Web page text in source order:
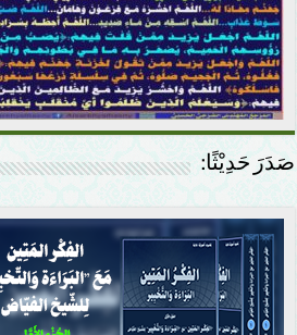
صَدَرَ حَدِيْثًا: